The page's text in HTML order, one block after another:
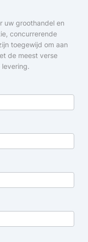
uw groothandel en
concurrerende
toegewijd om aan
de meest verse